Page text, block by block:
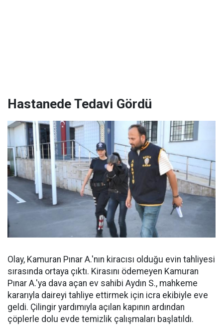
Hastanede Tedavi Gördü
Olay, Kamuran Pınar A.'nın kiracısı olduğu evin tahliyesi
sırasında ortaya çıktı. Kirasını ödemeyen Kamuran
Pınar A.'ya dava açan ev sahibi Aydın S., mahkeme
kararıyla daireyi tahliye ettirmek için icra ekibiyle eve
geldi. Çilingir yardımıyla açılan kapının ardından
çöplerle dolu evde temizlik çalışmaları başlatıldı.